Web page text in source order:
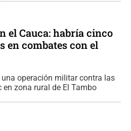
el Cauca: habría cinco
en combates con el
operación militar contra las
zona rural de El Tambo